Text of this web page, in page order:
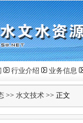
行业介绍 业务信息
>> 水文技术 >> 正文